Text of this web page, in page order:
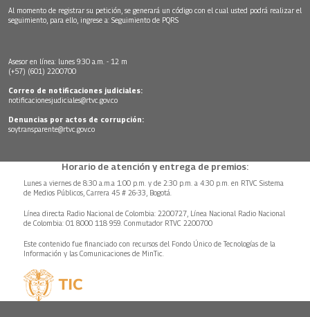
Al momento de registrar su petición, se generará un código con el cual usted podrá realizar el
seguimiento, para ello, ingrese a: Seguimiento de PQRS
Asesor en línea: lunes 9:30 a.m. - 12 m
(+57) (601) 2200700
Correo de notificaciones judiciales:
notificacionesjudiciales@rtvc.gov.co
Denuncias por actos de corrupción:
soytransparente@rtvc.gov.co
Horario de atención y entrega de premios:
Lunes a viernes de 8:30 a.m.a 1:00 p.m. y de 2:30 p.m. a 4:30 p.m. en RTVC Sistema
de Medios Públicos, Carrera 45 # 26-33, Bogotá.
Línea directa Radio Nacional de Colombia: 2200727, Línea Nacional Radio Nacional
de Colombia: 01 8000 118 959. Conmutador RTVC 2200700
Este contenido fue financiado con recursos del Fondo Único de Tecnologías de la
Información y las Comunicaciones de MinTic.